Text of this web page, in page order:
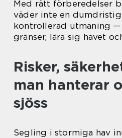
Med rätt förberedelser
väder inte en
kontrollerad utmaning —
gränser, lära sig havet
Risker,
man hanterar
sjöss
Segling i stormiga hav